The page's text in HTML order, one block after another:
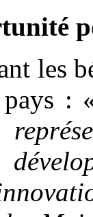
les
pays :